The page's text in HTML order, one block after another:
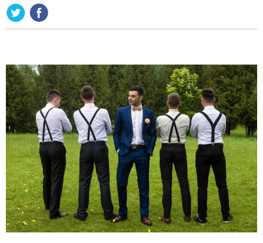
ショップ
AFFLUXについて
ゆびわ言葉®
クオリティ
AFFLUXダイヤモンド
サービス
お役立ち記事
フェア・ニュース
ブログ・お客様の声
カタログ請求
06-7777-7370